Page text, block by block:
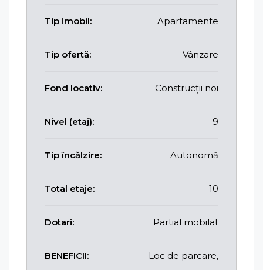
Tip imobil: Apartamente
Tip ofertă: Vânzare
Fond locativ: Construcții noi
Nivel (etaj): 9
Tip încălzire: Autonomă
Total etaje: 10
Dotari: Partial mobilat
BENEFICII:
Loc de parcare,